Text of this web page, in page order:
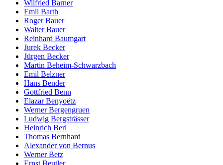
Wilfried Barner
Emil Barth
Roger Bauer
Walter Bauer
Reinhard Baumgart
Jurek Becker
Jürgen Becker
Martin Beheim-Schwarzbach
Emil Belzner
Hans Bender
Gottfried Benn
Elazar Benyoëtz
Werner Bergengruen
Ludwig Bergsträsser
Heinrich Berl
Thomas Bernhard
Alexander von Bernus
Werner Betz
Ernst Beutler